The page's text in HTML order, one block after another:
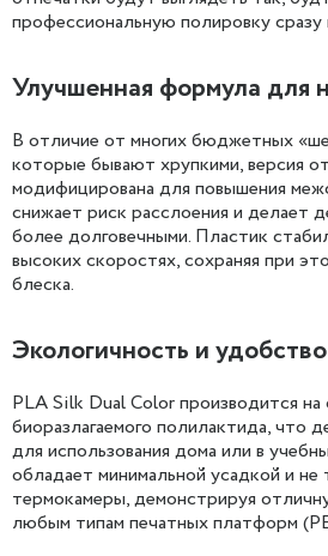
профессиональную полировку сразу
Улучшенная формула для
В отличие от многих бюджетных
которые бывают хрупкими, версия
модифицирована для повышения
снижает риск расслоения и делает
более долговечными. Пластик
высоких скоростях, сохраняя при
блеска.
Экологичность и удобство
PLA Silk Dual Color производится на
биоразлагаемого полилактида, что
для использования дома или в
обладает минимальной усадкой и не
термокамеры, демонстрируя
любым типам печатных платформ